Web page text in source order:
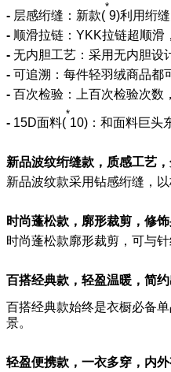
- 层感绗缝：新款(
*
9)利用绗
- 顺滑拉链：YKK拉链超顺滑
- 无内胆工艺：采用无内胆设
- 可追溯：每件轻羽绒商品都
- 百次检验：上百次检验次数
- 15D面料(
*
10)：和面料巨头
新品波纹绗缝款，质感工艺
新品波纹款采用钻感绗缝，
时尚蓬松款，廓形裁剪，修
时尚蓬松款廓形裁剪，可与
百搭经典款，轻盈温暖，简
百搭经典款始终是衣橱必备
景。
轻盈便携款，一衣多穿，内